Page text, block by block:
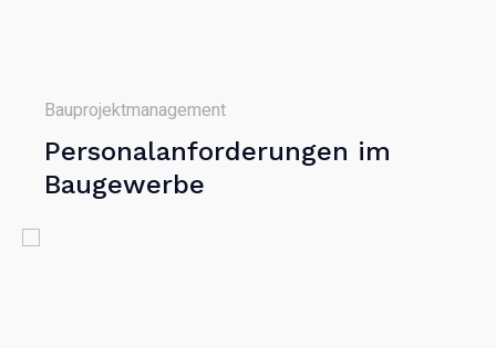
Bauprojektmanagement
Personalanforderungen im
Baugewerbe